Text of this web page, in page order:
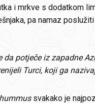
i mrkve s dodatkom
pa namaz
da potječe iz zapadne
Turci, koji ga
hummussvakako je